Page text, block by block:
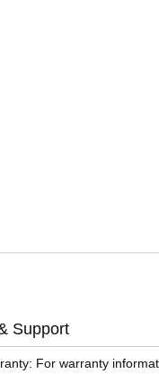
Support
For warranty